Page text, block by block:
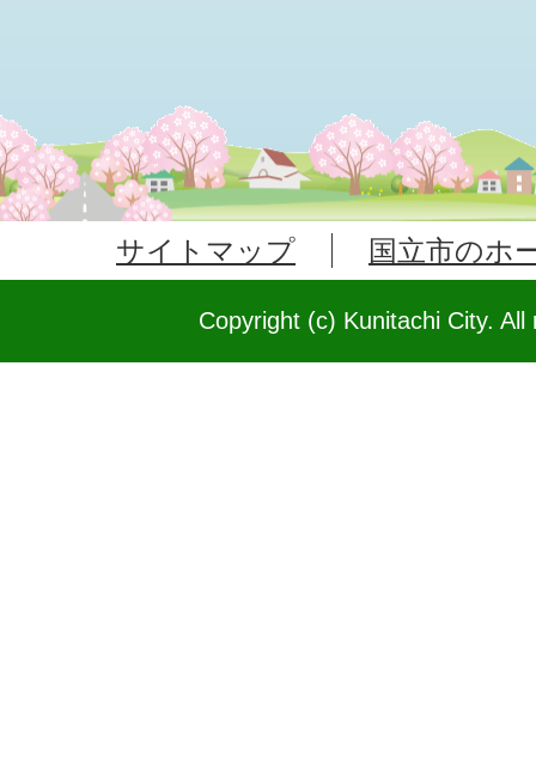
サイトマップ 国立市のホ
Copyright (c) Kunitachi City.